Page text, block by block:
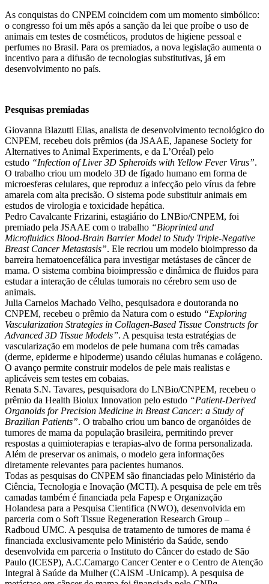
As conquistas do CNPEM coincidem com um momento simbólico:
o congresso foi um mês após a sanção da lei que proíbe o uso de
animais em testes de cosméticos, produtos de higiene pessoal e
perfumes no Brasil. Para os premiados, a nova legislação aumenta o
incentivo para a difusão de tecnologias substitutivas, já em
desenvolvimento no país.
Pesquisas premiadas
Giovanna Blazutti Elias, analista de desenvolvimento tecnológico do
CNPEM, recebeu dois prêmios (da JSAAE, Japanese Society for
Alternatives to Animal Experiments, e da L’Oréal) pelo
estudo “Infection of Liver 3D Spheroids with Yellow Fever Virus”.
O trabalho criou um modelo 3D de fígado humano em forma de
microesferas celulares, que reproduz a infecção pelo vírus da febre
amarela com alta precisão. O sistema pode substituir animais em
estudos de virologia e toxicidade hepática.
Pedro Cavalcante Frizarini, estagiário do LNBio/CNPEM, foi
premiado pela JSAAE com o trabalho “Bioprinted and
Microfluidics Blood-Brain Barrier Model to Study Triple-Negative
Breast Cancer Metastasis”. Ele recriou um modelo bioimpresso da
barreira hematoencefálica para investigar metástases de câncer de
mama. O sistema combina bioimpressão e dinâmica de fluidos para
estudar a interação de células tumorais no cérebro sem uso de
animais.
Julia Carnelos Machado Velho, pesquisadora e doutoranda no
CNPEM, recebeu o prêmio da Natura com o estudo “Exploring
Vascularization Strategies in Collagen-Based Tissue Constructs for
Advanced 3D Tissue Models”. A pesquisa testa estratégias de
vascularização em modelos de pele humana com três camadas
(derme, epiderme e hipoderme) usando células humanas e colágeno.
O avanço permite construir modelos de pele mais realistas e
aplicáveis sem testes em cobaias.
Renata S.N. Tavares, pesquisadora do LNBio/CNPEM, recebeu o
prêmio da Health Biolux Innovation pelo estudo “Patient-Derived
Organoids for Precision Medicine in Breast Cancer: a Study of
Brazilian Patients”. O trabalho criou um banco de organóides de
tumores de mama da população brasileira, permitindo prever
respostas a quimioterapias e terapias-alvo de forma personalizada.
Além de preservar os animais, o modelo gera informações
diretamente relevantes para pacientes humanos.
Todas as pesquisas do CNPEM são financiadas pelo Ministério da
Ciência, Tecnologia e Inovação (MCTI). A pesquisa de pele em três
camadas também é financiada pela Fapesp e Organização
Holandesa para a Pesquisa Cientifica (NWO), desenvolvida em
parceria com o Soft Tissue Regeneration Research Group –
Radboud UMC. A pesquisa de tratamento de tumores de mama é
financiada exclusivamente pelo Ministério da Saúde, sendo
desenvolvida em parceria o Instituto do Câncer do estado de São
Paulo (ICESP), A.C.Camargo Cancer Center e o Centro de Atenção
Integral à Saúde da Mulher (CAISM -Unicamp). A pesquisa de